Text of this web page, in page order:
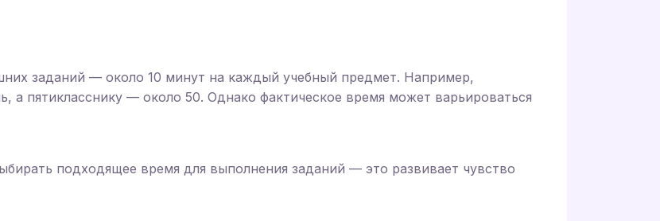
заданий — около 10 минут на каждый учебный предмет. Например,
а пятикласснику — около 50. Однако фактическое время может варьироваться
подходящее время для выполнения заданий — это развивает чувство